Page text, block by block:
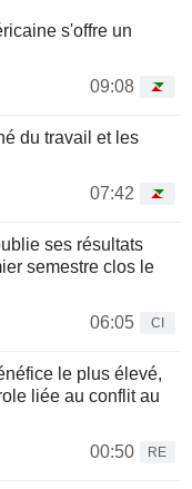
s'offre un
09:08
du travail et les
07:42
ses résultats
semestre clos le
06:05
CI
le plus élevé,
liée au conflit au
00:50
RE